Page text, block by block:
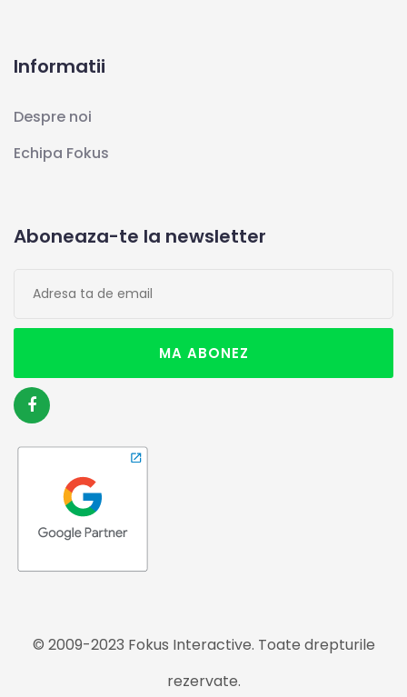
Informatii
Despre noi
Echipa Fokus
Aboneaza-te la newsletter
MA ABONEZ
© 2009-2023 Fokus Interactive. Toate drepturile
rezervate.